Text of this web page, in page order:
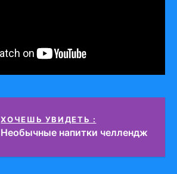
ХОЧЕШЬ УВИДЕТЬ :
Необычные напитки челлендж